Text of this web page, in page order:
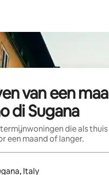
van een
di Sugana
die als thuis
een maand of langer.
beschikbaar zijn,